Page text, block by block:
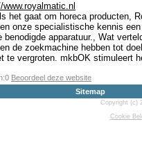
www.royalmatic.nl
het gaat om horeca producten,
onze specialistische kennis
benodigde apparatuur., Wat
de zoekmachine hebben tot
te vergroten. mkbOK stimuleert
Beoordeel deze website
Sitemap
Copyright (c)
Cookie